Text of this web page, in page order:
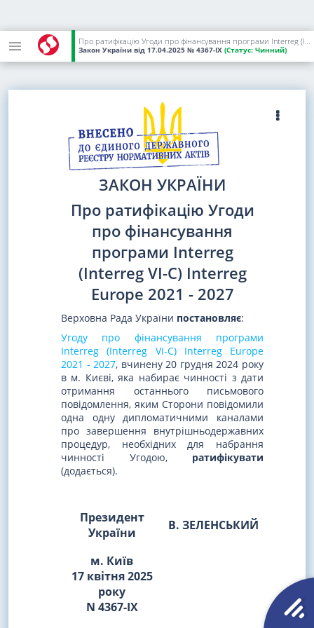
Про ратифікацію Угоди про фінансування програми Interreg (Interreg VI-C) Interreg Europe 2021 - 2027
Закон України від 17.04.2025 № 4367-IX (Статус: Чинний)
ЗАКОН УКРАЇНИ
Про ратифікацію Угоди
про фінансування
програми Interreg
(Interreg VI-C) Interreg
Europe 2021 - 2027
Верховна Рада України постановляє:
Угоду про фінансування програми
Interreg (Interreg VI-C) Interreg Europe
2021 - 2027, вчинену 20 грудня 2024 року
в м. Києві, яка набирає чинності з дати
отримання останнього письмового
повідомлення, яким Сторони повідомили
одна одну дипломатичними каналами
про завершення внутрішньодержавних
процедур, необхідних для набрання
чинності Угодою, ратифікувати
(додається).
Президент
України
В. ЗЕЛЕНСЬКИЙ
м. Київ
17 квітня 2025
року
N 4367-IX